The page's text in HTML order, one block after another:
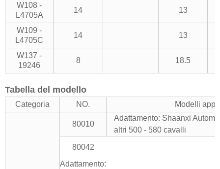
W108 -
L4705A
14 13
W109 -
L4705C
14 13
W137 -
19246
8 18.5
Tabella del modello
Categoria NO. Modelli
80010
Adattamento: Shaanxi
altri 500 - 580 cavalli
80042
Adattamento: